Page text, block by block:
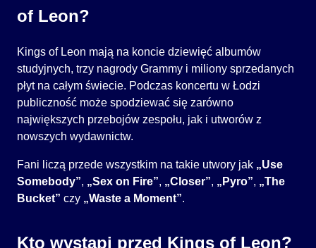
of Leon?
Kings of Leon mają na koncie dziewięć albumów
studyjnych, trzy nagrody Grammy i miliony sprzedanych
płyt na całym świecie. Podczas koncertu w Łodzi
publiczność może spodziewać się zarówno
największych przebojów zespołu, jak i utworów z
nowszych wydawnictw.
Fani liczą przede wszystkim na takie utwory jak „Use
Somebody”, „Sex on Fire”, „Closer”, „Pyro”, „The
Bucket” czy „Waste a Moment”.
Kto wystąpi przed Kings of Leon?